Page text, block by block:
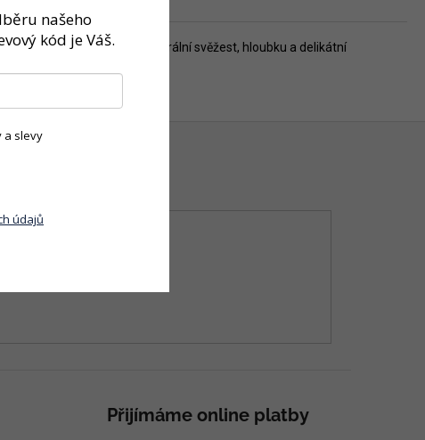
jedinečný charakter – minerální svěžest, hloubku a delikátní
Přijímáme online platby
našeho
kód je Váš.
a slevy
údajů